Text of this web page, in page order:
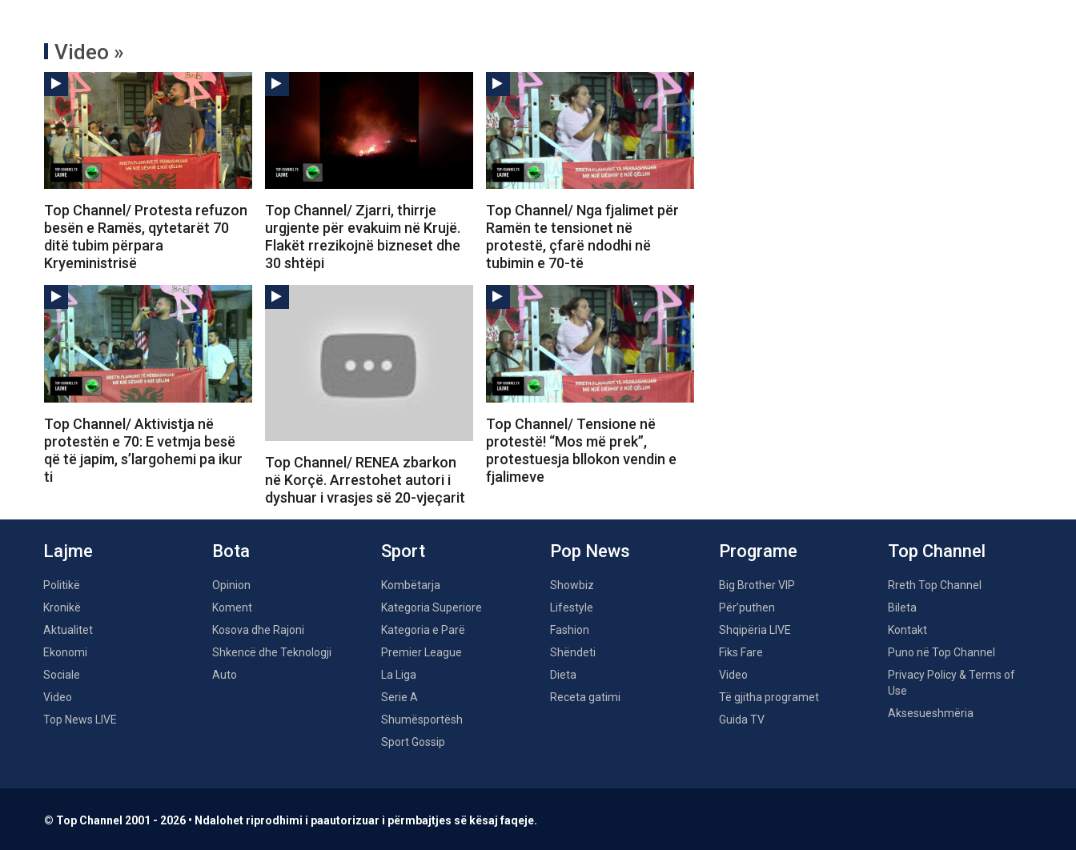
Video »
Top Channel/ Protesta refuzon
besën e Ramës, qytetarët 70
ditë tubim përpara
Kryeministrisë
Top Channel/ Zjarri, thirrje
urgjente për evakuim në Krujë.
Flakët rrezikojnë bizneset dhe
30 shtëpi
Top Channel/ Nga fjalimet për
Ramën te tensionet në
protestë, çfarë ndodhi në
tubimin e 70-të
Top Channel/ Aktivistja në
protestën e 70: E vetmja besë
që të japim, s’largohemi pa ikur
ti
Top Channel/ RENEA zbarkon
në Korçë. Arrestohet autori i
dyshuar i vrasjes së 20-vjeçarit
Top Channel/ Tensione në
protestë! “Mos më prek”,
protestuesja bllokon vendin e
fjalimeve
Lajme
Politikë
Kronikë
Aktualitet
Ekonomi
Sociale
Video
Top News LIVE
Bota
Opinion
Koment
Kosova dhe Rajoni
Shkencë dhe Teknologji
Auto
Sport
Kombëtarja
Kategoria Superiore
Kategoria e Parë
Premier League
La Liga
Serie A
Shumësportësh
Sport Gossip
Pop News
Showbiz
Lifestyle
Fashion
Shëndeti
Dieta
Receta gatimi
Programe
Big Brother VIP
Për’puthen
Shqipëria LIVE
Fiks Fare
Video
Të gjitha programet
Guida TV
Top Channel
Rreth Top Channel
Bileta
Kontakt
Puno në Top Channel
Privacy Policy & Terms of
Use
Aksesueshmëria
© Top Channel 2001 - 2026 • Ndalohet riprodhimi i paautorizuar i përmbajtjes së kësaj faqeje.